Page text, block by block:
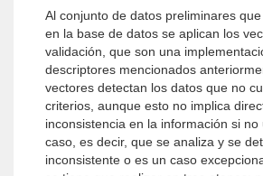
Al conjunto de datos preliminares
en la base de datos se aplican los
validación, que son una
descriptores mencionados
vectores detectan los datos que no
criterios, aunque esto no implica
inconsistencia en la información si
caso, es decir, que se analiza y se
inconsistente o es un caso